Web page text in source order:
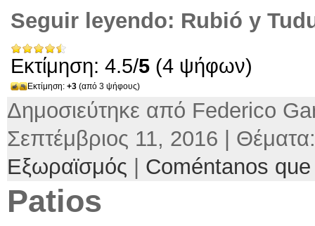
Seguir leyendo: Rubió y
Εκτίμηση: 4.5/5 (4 ψήφων)
Εκτίμηση: +3 (από 3 ψήφους)
Δημοσιεύτηκε από Federico
Σεπτέμβριος 11, 2016 |
Εξωραϊσμός
Coméntanos
Patios